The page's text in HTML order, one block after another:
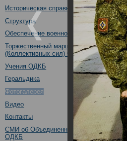
Историческая справка
Структура
Обеспечение военной безопасности
Торжественный марш Войск
(Коллективных сил) ОДКБ
Учения ОДКБ
Геральдика
Фотогалерея
Видео
Контакты
СМИ об Объединенном штабе
ОДКБ